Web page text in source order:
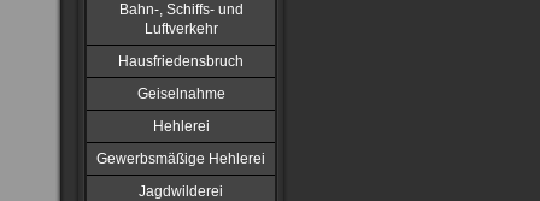
Bahn-, Schiffs- und
Luftverkehr
Hausfriedensbruch
Geiselnahme
Hehlerei
Gewerbsmäßige Hehlerei
Jagdwilderei